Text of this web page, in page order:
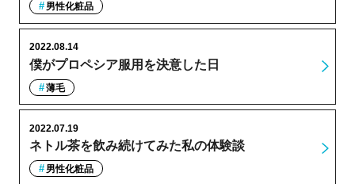
男性化粧品
僕がプロペシア服用を決意した日
2022.08.14
薄毛
ネトル茶を飲み続けてみた私の体験談
2022.07.19
男性化粧品